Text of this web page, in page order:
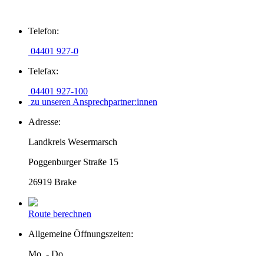
Inhalt
Telefon:
04401 927-0
Telefax:
04401 927-100
zu unseren Ansprechpartner:innen
Adresse:
Landkreis Wesermarsch
Poggenburger Straße 15
26919 Brake
Route berechnen
Allgemeine Öffnungszeiten:
Mo. - Do.